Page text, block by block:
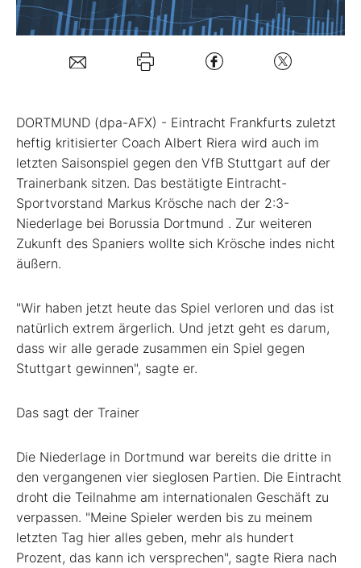
DORTMUND (dpa-AFX) - Eintracht Frankfurts zuletzt
heftig kritisierter Coach Albert Riera wird auch im
letzten Saisonspiel gegen den VfB Stuttgart auf der
Trainerbank sitzen. Das bestätigte Eintracht-
Sportvorstand Markus Krösche nach der 2:3-
Niederlage bei Borussia Dortmund . Zur weiteren
Zukunft des Spaniers wollte sich Krösche indes nicht
äußern.
"Wir haben jetzt heute das Spiel verloren und das ist
natürlich extrem ärgerlich. Und jetzt geht es darum,
dass wir alle gerade zusammen ein Spiel gegen
Stuttgart gewinnen", sagte er.
Das sagt der Trainer
Die Niederlage in Dortmund war bereits die dritte in
den vergangenen vier sieglosen Partien. Die Eintracht
droht die Teilnahme am internationalen Geschäft zu
verpassen. "Meine Spieler werden bis zu meinem
letzten Tag hier alles geben, mehr als hundert
Prozent, das kann ich versprechen", sagte Riera nach